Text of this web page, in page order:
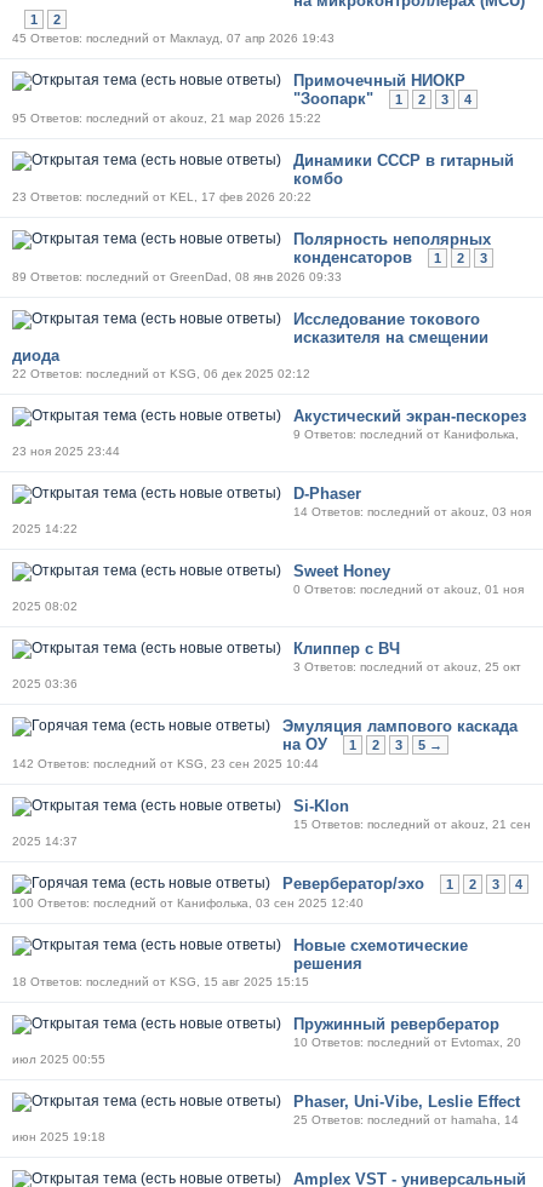
1 2
45 Ответов: последний от Маклауд, 07 апр 2026 19:43
Примочечный НИОКР
"Зоопарк"
1 2 3 4
95 Ответов: последний от akouz, 21 мар 2026 15:22
Динамики СССР в гитарный
комбо
23 Ответов: последний от KEL, 17 фев 2026 20:22
Полярность неполярных
конденсаторов
1 2 3
89 Ответов: последний от GreenDad, 08 янв 2026 09:33
Исследование токового
исказителя на смещении
диода
22 Ответов: последний от KSG, 06 дек 2025 02:12
Акустический экран-пескорез
9 Ответов: последний от Канифолька,
23 ноя 2025 23:44
D-Phaser
14 Ответов: последний от akouz, 03 ноя
2025 14:22
Sweet Honey
0 Ответов: последний от akouz, 01 ноя
2025 08:02
Клиппер с ВЧ
3 Ответов: последний от akouz, 25 окт
2025 03:36
Эмуляция лампового каскада
на ОУ
1 2 3 5 →
142 Ответов: последний от KSG, 23 сен 2025 10:44
Si-Klon
15 Ответов: последний от akouz, 21 сен
2025 14:37
Ревербератор/эхо 1 2 3 4
100 Ответов: последний от Канифолька, 03 сен 2025 12:40
Новые схемотические
решения
18 Ответов: последний от KSG, 15 авг 2025 15:15
Пружинный ревербератор
10 Ответов: последний от Evtomax, 20
июл 2025 00:55
Phaser, Uni-Vibe, Leslie Effect
25 Ответов: последний от hamaha, 14
июн 2025 19:18
Amplex VST - универсальный